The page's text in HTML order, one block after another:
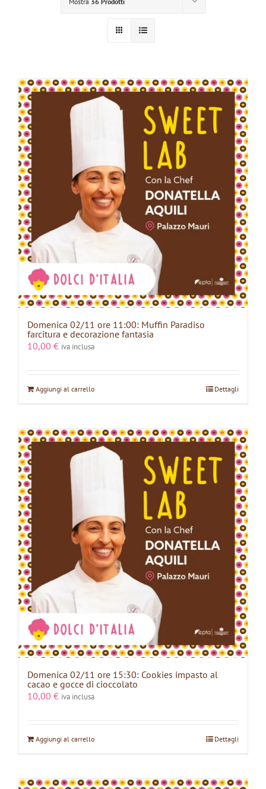
Domenica 02/11 ore 11:00: Muffin Paradiso
farcitura e decorazione fantasia
10,00 € iva inclusa
Aggiungi al carrello Dettagli
Domenica 02/11 ore 15:30: Cookies impasto al
cacao e gocce di cioccolato
10,00 € iva inclusa
Aggiungi al carrello Dettagli